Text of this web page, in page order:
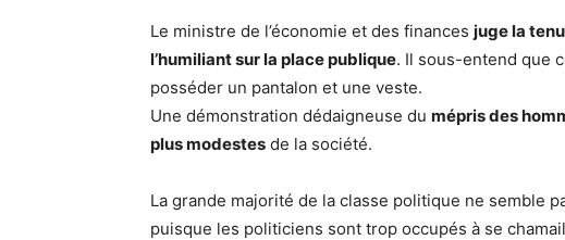
Le ministre de l’économie et des finances juge la
l’humiliant sur la place publique. Il sous-entend que
posséder un pantalon et une veste.
Une démonstration dédaigneuse du mépris des
plus modestes de la société.
La grande majorité de la classe politique ne semble
puisque les politiciens sont trop occupés à se